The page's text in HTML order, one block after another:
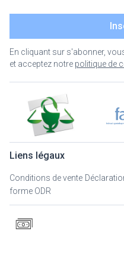
En cliquant sur s'abonner,
et acceptez notre politique de
Liens légaux
Conditions de vente
forme ODR